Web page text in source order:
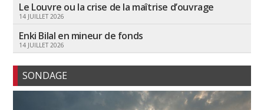
Le Louvre ou la crise de la maîtrise d’ouvrage
14 JUILLET 2026
Enki Bilal en mineur de fonds
14 JUILLET 2026
SONDAGE